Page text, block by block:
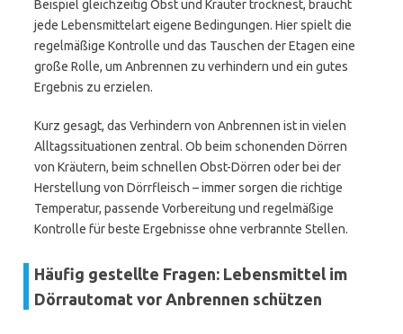
Beispiel gleichzeitig Obst und Kräuter trocknest, braucht
jede Lebensmittelart eigene Bedingungen. Hier spielt die
regelmäßige Kontrolle und das Tauschen der Etagen eine
große Rolle, um Anbrennen zu verhindern und ein gutes
Ergebnis zu erzielen.
Kurz gesagt, das Verhindern von Anbrennen ist in vielen
Alltagssituationen zentral. Ob beim schonenden Dörren
von Kräutern, beim schnellen Obst-Dörren oder bei der
Herstellung von Dörrfleisch – immer sorgen die richtige
Temperatur, passende Vorbereitung und regelmäßige
Kontrolle für beste Ergebnisse ohne verbrannte Stellen.
Häufig gestellte Fragen: Lebensmittel im
Dörrautomat vor Anbrennen schützen